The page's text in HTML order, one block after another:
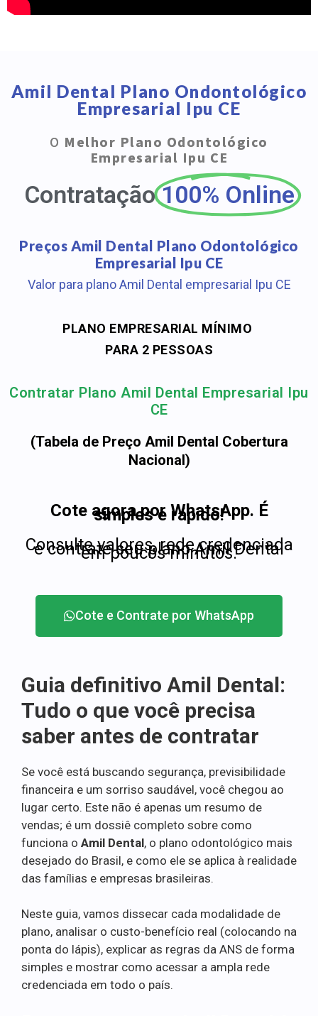
Amil Dental Plano Ondontológico
Empresarial Ipu CE
O Melhor Plano Odontológico
Empresarial Ipu CE
Contratação 100% Online
Preços Amil Dental Plano Odontológico
Empresarial Ipu CE
Valor para plano Amil Dental empresarial Ipu CE
PLANO EMPRESARIAL MÍNIMO
PARA 2 PESSOAS
Contratar Plano Amil Dental Empresarial Ipu
CE
(Tabela de Preço Amil Dental Cobertura
Nacional)
Cote agora por WhatsApp. É
simples e rápido!
Consulte valores, rede credenciada
e contrate seu plano Amil Dental
em poucos minutos.
Cote e Contrate por WhatsApp
Guia definitivo Amil Dental:
Tudo o que você precisa
saber antes de contratar
Se você está buscando segurança, previsibilidade
financeira e um sorriso saudável, você chegou ao
lugar certo. Este não é apenas um resumo de
vendas; é um dossiê completo sobre como
funciona o Amil Dental, o plano odontológico mais
desejado do Brasil, e como ele se aplica à realidade
das famílias e empresas brasileiras.
Neste guia, vamos dissecar cada modalidade de
plano, analisar o custo-benefício real (colocando na
ponta do lápis), explicar as regras da ANS de forma
simples e mostrar como acessar a ampla rede
credenciada em todo o país.